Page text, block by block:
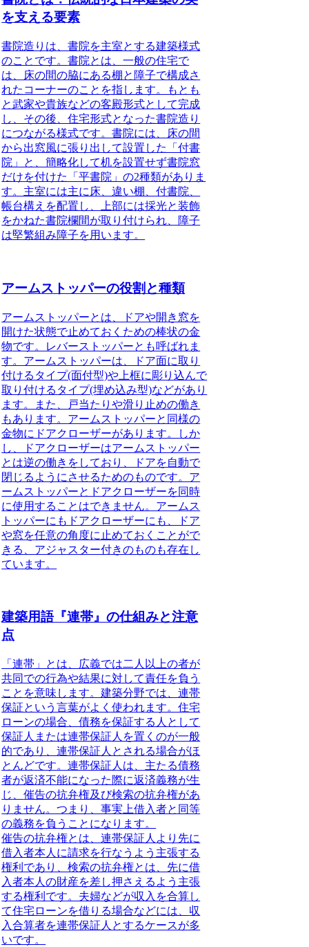
を支える要素
書院造りは、書院を主室とする建築様式
のことです。書院とは、一般の住宅で
は、床の間の脇にある棚と障子で構成さ
れたコーナーのことを指します。もとも
と武家や貴族などの客殿形式として完成
し、その後、住宅形式となった書院造り
につながる様式です。書院には、床の間
から出窓風に張り出して設置した「付書
院」と、簡略化して机を設置せず書院窓
だけを付けた「平書院」の2種類がありま
す。主室には主に床、違い棚、付書院、
帳台構えを配置し、上部には採光と装飾
をかねた書院欄間が取り付けられ、障子
は堅繁組み障子を用います。
アームストッパーの役割と種類
アームストッパーとは、ドアや開き窓を
開けた状態で止めておくための棒状の金
物です。レバーストッパーとも呼ばれま
す。アームストッパーは、ドア面に取り
付けるタイプ(面付型)や上框に彫り込んで
取り付けるタイプ(埋め込み型)などがあり
ます。また、戸当たりや滑り止めの働き
もあります。アームストッパーと同様の
金物にドアクローザーがあります。しか
し、ドアクローザーはアームストッパー
とは逆の働きをしており、ドアを自動で
閉じるようにさせるためのものです。ア
ームストッパーとドアクローザーを同時
に使用することはできません。アームス
トッパーにもドアクローザーにも、ドア
や窓を任意の角度に止めておくことがで
きる、アジャスター付きのものも存在し
ています。
建築用語『連帯』の仕組みと注意
点
「連帯」とは、広義では二人以上の者が
共同での行為や結果に対して責任を負う
こと を意味します。建築分野では、連帯
保証という言葉がよく使われます。住宅
ローンの場合、債務を保証する人として
保証人または連帯保証人を置くのが一般
的であり、連帯保証人とされる場合がほ
とんどです。連帯保証人は、 主たる債務
者が返済不能になった際に返済義務が生
じ
、催告の抗弁権及び検索の抗弁権があ
りません。つまり、事実上借入者と同等
の義務を負うことになります。
催告の抗弁権とは、連帯保証人より先に
借入者本人に請求を行なうよう主張する
権利であり、検索の抗弁権とは、先に借
入者本人の財産を差し押さえるよう主張
する権利です。夫婦などが収入を合算し
て住宅ローンを借りる場合などには、 収
入合算者を連帯保証人とするケースが多
いです。